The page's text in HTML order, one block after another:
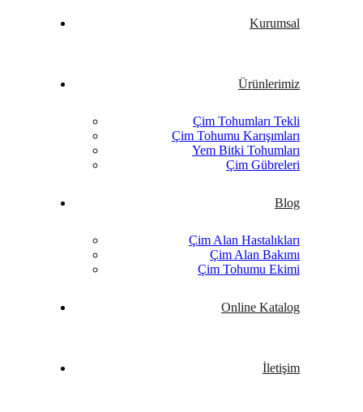
Kurumsal
Ürünlerimiz
Çim Tohumları Tekli
Çim Tohumu Karışımları
Yem Bitki Tohumları
Çim Gübreleri
Blog
Çim Alan Hastalıkları
Çim Alan Bakımı
Çim Tohumu Ekimi
Online Katalog
İletişim